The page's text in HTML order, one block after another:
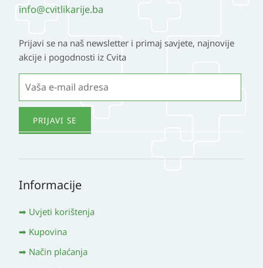
info@cvitlikarije.ba
Prijavi se na naš newsletter i primaj savjete, najnovije
akcije i pogodnosti iz Cvita
Informacije
Uvjeti korištenja
Kupovina
Način plaćanja